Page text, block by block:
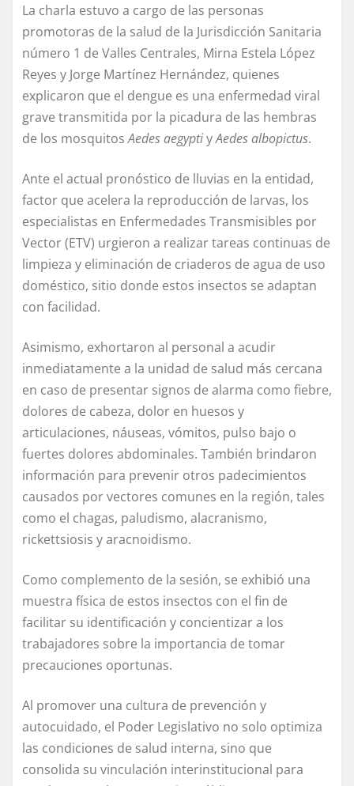
La charla estuvo a cargo de las personas
promotoras de la salud de la Jurisdicción Sanitaria
número 1 de Valles Centrales, Mirna Estela López
Reyes y Jorge Martínez Hernández, quienes
explicaron que el dengue es una enfermedad viral
grave transmitida por la picadura de las hembras
de los mosquitosAedes aegyptiyAedes albopictus.
Ante el actual pronóstico de lluvias en la entidad,
factor que acelera la reproducción de larvas, los
especialistas en Enfermedades Transmisibles por
Vector (ETV) urgieron a realizar tareas continuas de
limpieza y eliminación de criaderos de agua de uso
doméstico, sitio donde estos insectos se adaptan
con facilidad.
Asimismo, exhortaron al personal a acudir
inmediatamente a la unidad de salud más cercana
en caso de presentar signos de alarma como fiebre,
dolores de cabeza, dolor en huesos y
articulaciones, náuseas, vómitos, pulso bajo o
fuertes dolores abdominales. También brindaron
información para prevenir otros padecimientos
causados por vectores comunes en la región, tales
como el chagas, paludismo, alacranismo,
rickettsiosis y aracnoidismo.
Como complemento de la sesión, se exhibió una
muestra física de estos insectos con el fin de
facilitar su identificación y concientizar a los
trabajadores sobre la importancia de tomar
precauciones oportunas.
Al promover una cultura de prevención y
autocuidado, el Poder Legislativo no solo optimiza
las condiciones de salud interna, sino que
consolida su vinculación interinstitucional para